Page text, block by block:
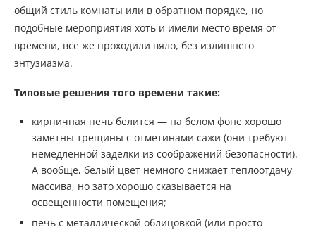
общий стиль комнаты или в обратном порядке, но
подобные мероприятия хоть и имели место время от
времени, все же проходили вяло, без излишнего
энтузиазма.
Типовые решения того времени такие:
кирпичная печь белится — на белом фоне хорошо
заметны трещины с отметинами сажи (они требуют
немедленной заделки из соображений безопасности).
А вообще, белый цвет немного снижает теплоотдачу
массива, но зато хорошо сказывается на
освещенности помещения;
печь с металлической облицовкой (или просто